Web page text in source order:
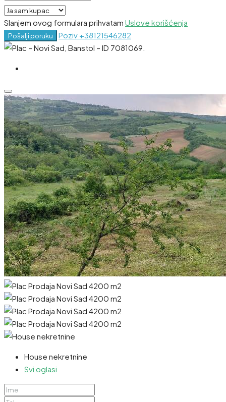
Slanjem ovog formulara prihvatam Uslove korišćenja
Pošalji poruku Poziv +38121546282
House nekretnine
Svi oglasi